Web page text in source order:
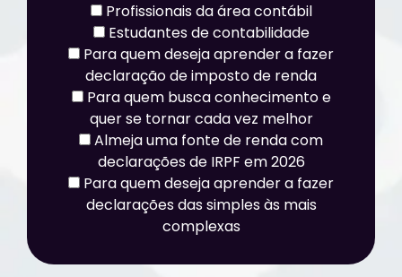
Profissionais da área contábil
Estudantes de contabilidade
Para quem deseja aprender a fazer
declaração de imposto de renda
Para quem busca conhecimento e
quer se tornar cada vez melhor
Almeja uma fonte de renda com
declarações de IRPF em 2026
Para quem deseja aprender a fazer
declarações das simples às mais
complexas